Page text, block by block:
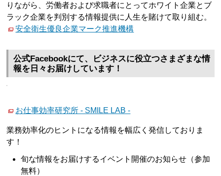
りながら、労働者および求職者にとってホワイト企業とブ
ラック企業を判別する情報提供に人生を賭けて取り組む。
安全衛生優良企業マーク推進機構
公式Facebookにて、ビジネスに役立つさまざまな情
報を日々お届けしています！
お仕事効率研究所 - SMILE LAB -
業務効率化のヒントになる情報を幅広く発信しておりま
す！
旬な情報をお届けするイベント開催のお知らせ（参加
無料）